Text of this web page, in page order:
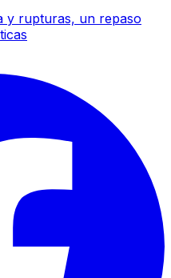
y rupturas, un repaso